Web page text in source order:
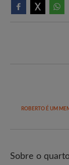
ROBERTO É UM
Sobre o